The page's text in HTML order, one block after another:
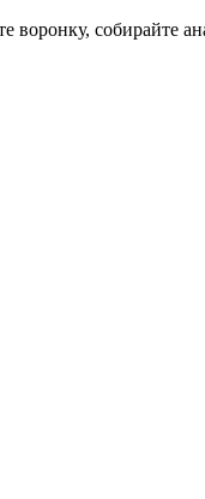
воронку, собирайте